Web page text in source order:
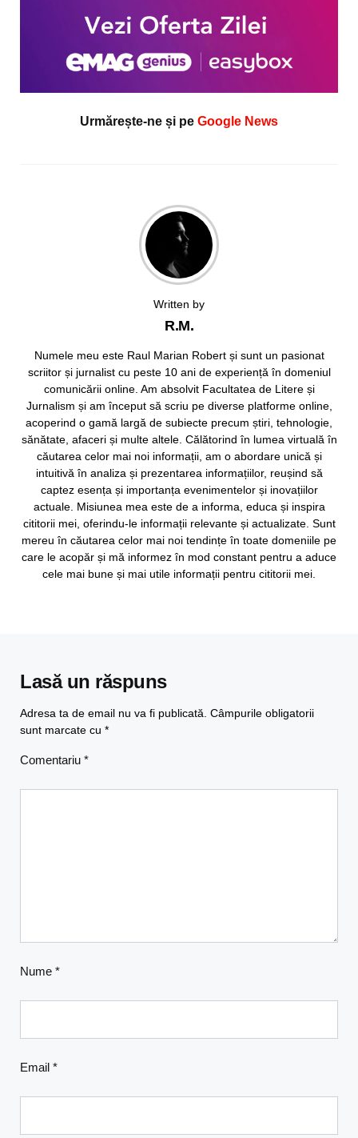
Urmărește-ne și pe Google News
Written by
R.M.
Numele meu este Raul Marian Robert și sunt un pasionat
scriitor și jurnalist cu peste 10 ani de experiență în domeniul
comunicării online. Am absolvit Facultatea de Litere și
Jurnalism și am început să scriu pe diverse platforme online,
acoperind o gamă largă de subiecte precum știri, tehnologie,
sănătate, afaceri și multe altele. Călătorind în lumea virtuală în
căutarea celor mai noi informații, am o abordare unică și
intuitivă în analiza și prezentarea informațiilor, reușind să
captez esența și importanța evenimentelor și inovațiilor
actuale. Misiunea mea este de a informa, educa și inspira
cititorii mei, oferindu-le informații relevante și actualizate. Sunt
mereu în căutarea celor mai noi tendințe în toate domeniile pe
care le acopăr și mă informez în mod constant pentru a aduce
cele mai bune și mai utile informații pentru cititorii mei.
Lasă un răspuns
Adresa ta de email nu va fi publicată. Câmpurile obligatorii
sunt marcate cu *
Comentariu *
Nume *
Email *